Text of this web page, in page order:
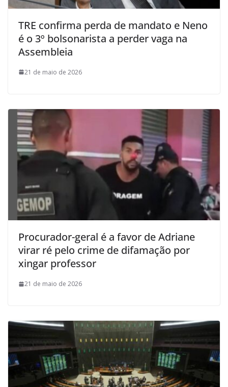
TRE confirma perda de mandato e Neno
é o 3º bolsonarista a perder vaga na
Assembleia
21 de maio de 2026
Procurador-geral é a favor de Adriane
virar ré pelo crime de difamação por
xingar professor
21 de maio de 2026